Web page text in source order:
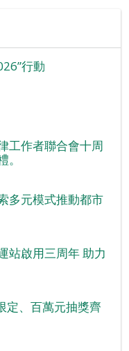
行動
工作者聯合會十周
多元模式推動都市
站啟用三周年 助力
定、百萬元抽獎齊